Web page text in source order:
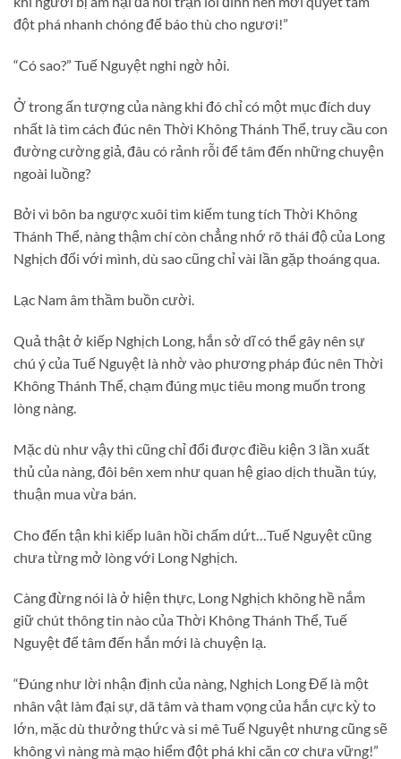
đột phá nhanh chóng để báo thù cho ngươi!”
“Có sao?” Tuế Nguyệt nghi ngờ hỏi.
Ở trong ấn tượng của nàng khi đó chỉ có một mục đích duy
nhất là tìm cách đúc nên Thời Không Thánh Thể, truy cầu con
đường cường giả, đâu có rảnh rỗi để tâm đến những chuyện
ngoài luồng?
Bởi vì bôn ba ngược xuôi tìm kiếm tung tích Thời Không
Thánh Thể, nàng thậm chí còn chẳng nhớ rõ thái độ của Long
Nghịch đối với mình, dù sao cũng chỉ vài lần gặp thoáng qua.
Lạc Nam âm thầm buồn cười.
Quả thật ở kiếp Nghịch Long, hắn sở dĩ có thể gây nên sự
chú ý của Tuế Nguyệt là nhờ vào phương pháp đúc nên Thời
Không Thánh Thể, chạm đúng mục tiêu mong muốn trong
lòng nàng.
Mặc dù như vậy thì cũng chỉ đổi được điều kiện 3 lần xuất
thủ của nàng, đôi bên xem như quan hệ giao dịch thuần túy,
thuận mua vừa bán.
Cho đến tận khi kiếp luân hồi chấm dứt…Tuế Nguyệt cũng
chưa từng mở lòng với Long Nghịch.
Càng đừng nói là ở hiện thực, Long Nghịch không hề nắm
giữ chút thông tin nào của Thời Không Thánh Thể, Tuế
Nguyệt để tâm đến hắn mới là chuyện lạ.
“Đúng như lời nhận định của nàng, Nghịch Long Đế là một
nhân vật làm đại sự, dã tâm và tham vọng của hắn cực kỳ to
lớn, mặc dù thưởng thức và si mê Tuế Nguyệt nhưng cũng sẽ
không vì nàng mà mạo hiểm đột phá khi căn cơ chưa vững!”